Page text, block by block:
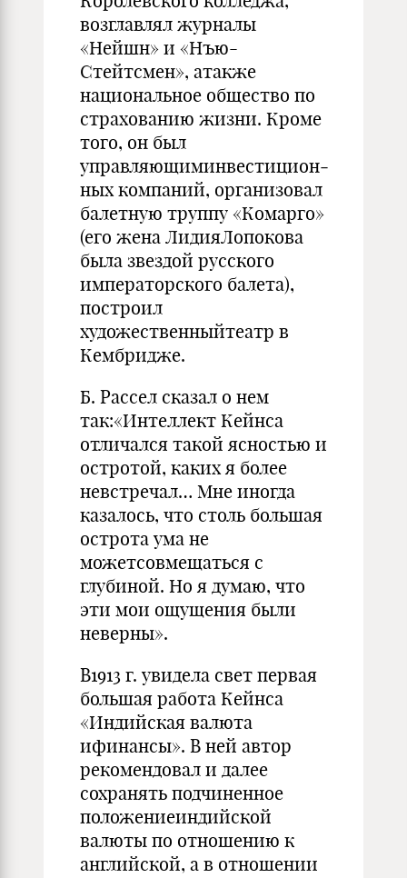
возглавлял журналы
«Нейшн» и «Нъю-
Стейтсмен», атакже
национальное общество по
страхованию жизни. Кроме
того, он был
управляющиминвестицион­
ных компаний, организовал
балетную труппу «Комарго»
(его жена ЛидияЛопокова
была звездой русского
императорского балета),
по­строил
художественныйтеатр в
Кембридже.
Б. Рассел сказал о нем
так:«Интеллект Кейнса
отличался такой ясностью и
остротой, каких я более
невстречал… Мне иногда
казалось, что столь большая
острота ума не
можетсовмещаться с
глубиной. Но я думаю, что
эти мои ощущения были
неверны».
В1913 г. увидела свет первая
большая работа Кейнса
«Индий­ская валюта
ифинансы». В ней автор
рекомендовал и далее
сохранять подчиненное
положениеиндийской
валюты по отношению к
англий­ской, а в отношении